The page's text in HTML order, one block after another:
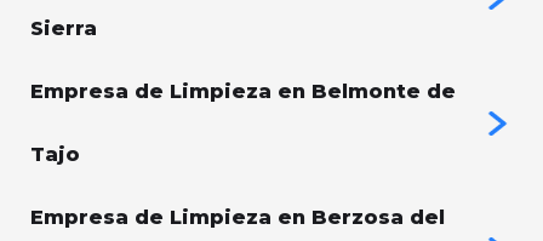
Sierra
Empresa de Limpieza en Belmonte de
Tajo
Empresa de Limpieza en Berzosa del